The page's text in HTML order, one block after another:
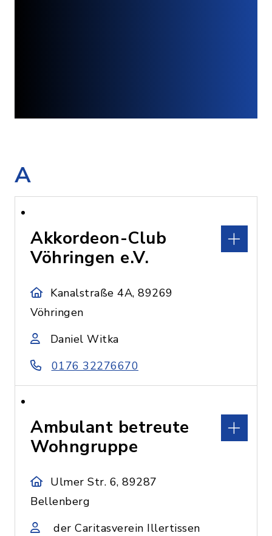
A
Akkordeon-Club
Vöhringen e.V.
Kanalstraße 4A, 89269
Vöhringen
Daniel Witka
0176 32276670
Ambulant betreute
Wohngruppe
Ulmer Str. 6, 89287
Bellenberg
der Caritasverein Illertissen